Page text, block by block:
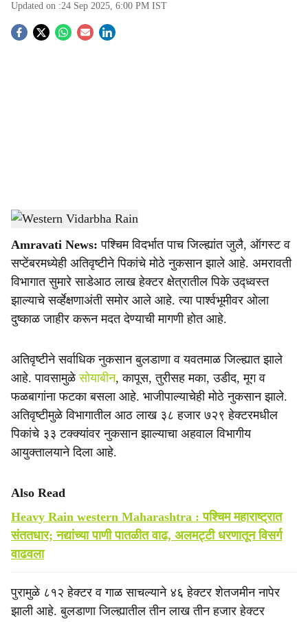
Updated on :24 Sep 2025, 6:00 PM IST
S
a
r
e
Western Vidarbha Rain-Agrowon
Amravati News: पश्चिम विदर्भात पाच जिल्ह्यांत जुलै, ऑगस्ट व
सप्टेंबरमध्येही अतिवृष्टीने पिकांचे मोठे नुकसान झाले आहे. अमरावती
विभागात सुमारे साडेआठ लाख हेक्टर क्षेत्रातील पिके उद्ध्वस्त
झाल्याचे सर्व्हेक्षणाअंती समोर आले आहे. त्या पार्श्‍वभूमीवर ओला
दुष्काळ जाहीर करून मदत देण्याची मागणी होत आहे.
अतिवृष्टीने सर्वाधिक नुकसान बुलडाणा व यवतमाळ जिल्ह्यात झाले
आहे. पावसामुळेसोयाबीन, कापूस, तुरीसह मका, उडीद, मूग व
फळबागांना फटका बसला आहे. भाजीपाल्याचेही मोठे नुकसान झाले.
अतिवृष्टीमुळे विभागातील आठ लाख ३८ हजार ७२९ हेक्टरमधील
पिकांचे ३३ टक्क्यांवर नुकसान झाल्याचा अहवाल विभागीय
आयुक्तालयाने दिला आहे.
Also Read
Heavy Rain western Maharashtra : पश्चिम महाराष्ट्रात
संततधार; नद्यांच्या पाणी पातळीत वाढ, अलमट्टी धरणातून विसर्ग
वाढवला
पुरामुळे ८१२ हेक्टर व गाळ साचल्याने ४६ हेक्टर शेतजमीन नापेर
झाली आहे. बुलडाणा जिल्ह्यातील तीन लाख तीन हजार हेक्टर